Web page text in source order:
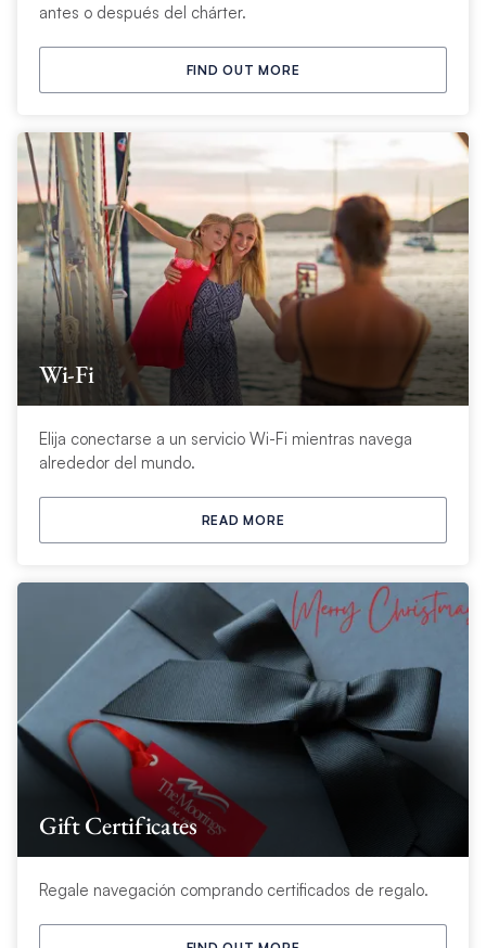
antes o después del chárter.
FIND OUT MORE
Wi-Fi
Elija conectarse a un servicio Wi-Fi mientras navega
alrededor del mundo.
READ MORE
Gift Certificates
Regale navegación comprando certificados de regalo.